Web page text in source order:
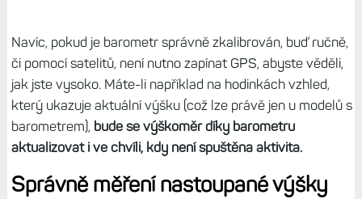
Navíc, pokud je barometr správně zkalibrován, buď ručně,
či pomocí satelitů, není nutno zapínat GPS, abyste věděli,
jak jste vysoko. Máte-li například na hodinkách vzhled,
který ukazuje aktuální výšku (což lze právě jen u modelů s
barometrem), bude se výškoměr díky barometru
aktualizovat i ve chvíli, kdy není spuštěna aktivita.
Správně měření nastoupané výšky